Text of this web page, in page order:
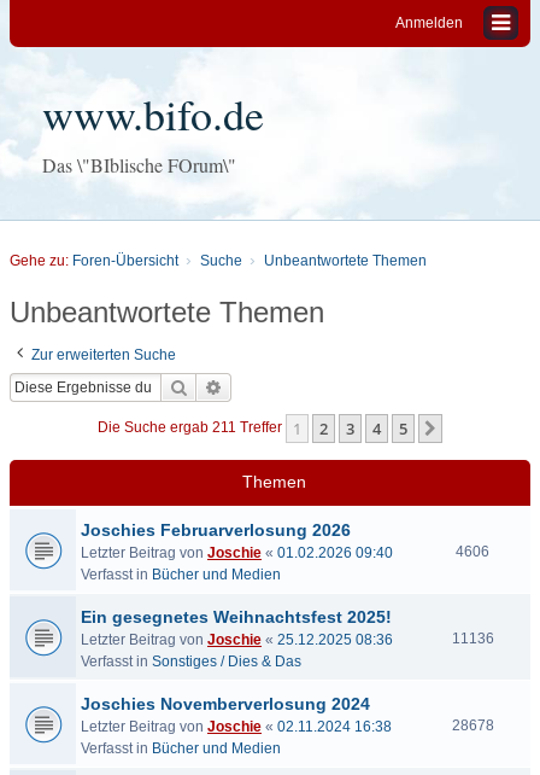
Anmelden
www.bifo.de
Das \"BIblische FOrum\"
Gehe zu: Foren-Übersicht Suche Unbeantwortete Themen
Unbeantwortete Themen
Zur erweiterten Suche
Suche
Die Suche ergab 211 Treffer 1 2 3 4 5
Themen
Joschies Februarverlosung 2026
Letzter Beitrag von Joschie « 01.02.2026 09:40
Verfasst in Bücher und Medien
4606
Ein gesegnetes Weihnachtsfest 2025!
Letzter Beitrag von Joschie « 25.12.2025 08:36
Verfasst in Sonstiges / Dies & Das
11136
Joschies Novemberverlosung 2024
Letzter Beitrag von Joschie « 02.11.2024 16:38
Verfasst in Bücher und Medien
28678